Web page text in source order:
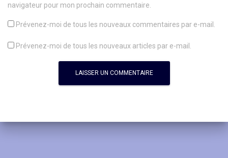
navigateur pour mon prochain commentaire.
Prévenez-moi de tous les nouveaux commentaires par e-mail.
Prévenez-moi de tous les nouveaux articles par e-mail.